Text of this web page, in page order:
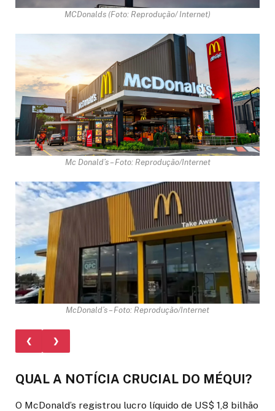
MCDonalds (Foto: Reprodução/ Internet)
Mc Donald’s – Foto: Reprodução/Internet
McDonald’s – Foto: Reprodução/Internet
❮ ❯
QUAL A NOTÍCIA CRUCIAL DO MÉQUI?
O McDonald’s registrou lucro líquido de US$ 1,8 bilhão